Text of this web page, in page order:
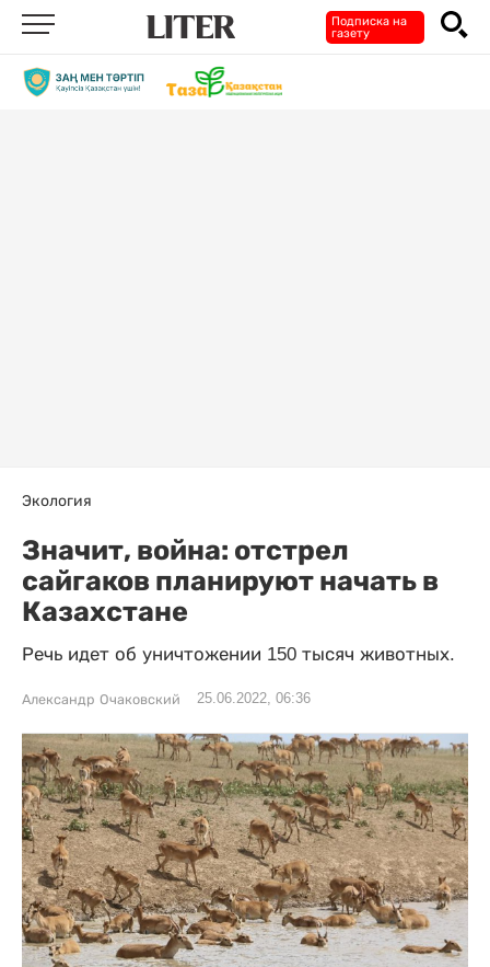
Подписка на
газету
Экология
Значит, война: отстрел
сайгаков планируют начать в
Казахстане
Речь идет об уничтожении 150 тысяч животных.
Александр Очаковский 25.06.2022, 06:36